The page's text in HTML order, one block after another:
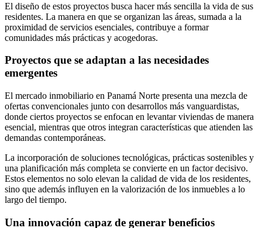
El diseño de estos proyectos busca hacer más sencilla la vida de sus
residentes. La manera en que se organizan las áreas, sumada a la
proximidad de servicios esenciales, contribuye a formar
comunidades más prácticas y acogedoras.
Proyectos que se adaptan a las necesidades
emergentes
El mercado inmobiliario en Panamá Norte presenta una mezcla de
ofertas convencionales junto con desarrollos más vanguardistas,
donde ciertos proyectos se enfocan en levantar viviendas de manera
esencial, mientras que otros integran características que atienden las
demandas contemporáneas.
La incorporación de soluciones tecnológicas, prácticas sostenibles y
una planificación más completa se convierte en un factor decisivo.
Estos elementos no solo elevan la calidad de vida de los residentes,
sino que además influyen en la valorización de los inmuebles a lo
largo del tiempo.
Una innovación capaz de generar beneficios